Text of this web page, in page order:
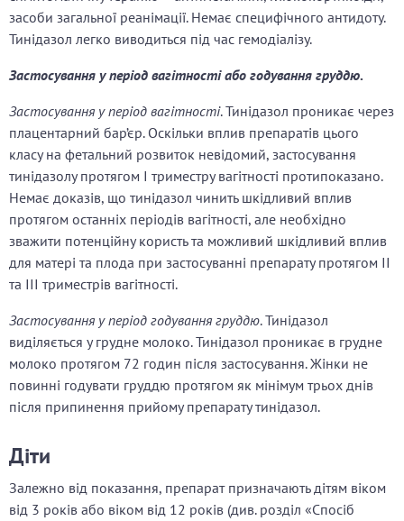
засоби загальної реанімації. Немає специфічного антидоту.
Тинідазол легко виводиться під час гемодіалізу.
Застосування у період вагітності або годування груддю.
Застосування у період вагітності. Тинідазол проникає через
плацентарний бар’єр. Оскільки вплив препаратів цього
класу на фетальний розвиток невідомий, застосування
тинідазолу протягом І триместру вагітності протипоказано.
Немає доказів, що тинідазол чинить шкідливий вплив
протягом останніх періодів вагітності, але необхідно
зважити потенційну користь та можливий шкідливий вплив
для матері та плода при застосуванні препарату протягом ІІ
та ІІІ триместрів вагітності.
Застосування у період годування груддю. Тинідазол
виділяється у грудне молоко. Тинідазол проникає в грудне
молоко протягом 72 годин після застосування. Жінки не
повинні годувати груддю протягом як мінімум трьох днів
після припинення прийому препарату тинідазол.
Діти
Залежно від показання, препарат призначають дітям віком
від 3 років або віком від 12 років (див. розділ «Спосіб